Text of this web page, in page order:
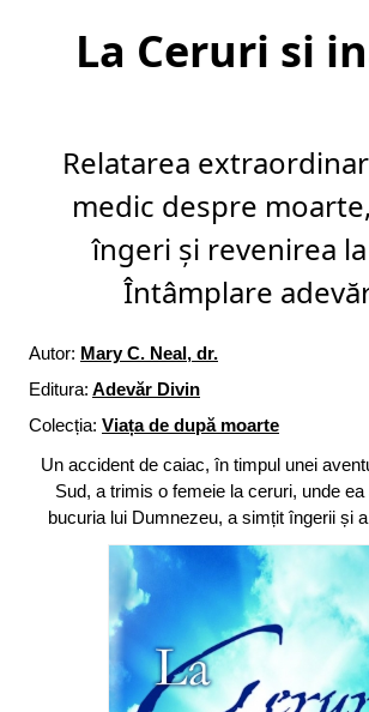
La Ceruri si
Relatarea
medic despre
îngeri și revenirea
Întâmplare
Autor: Mary C. Neal, dr.
Editura: Adevăr Divin
Colecția: Viața de după moarte
Un accident de caiac, în timpul unei
Sud, a trimis o femeie la ceruri, unde
bucuria lui Dumnezeu, a simțit îngerii și